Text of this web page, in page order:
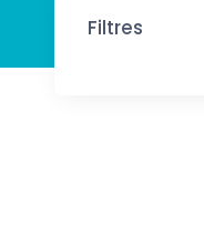
Filtres